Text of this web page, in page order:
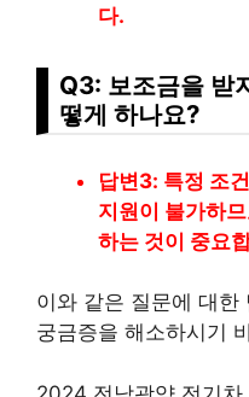
다.
Q3: 보조금을 받
떻게 하나요?
답변3: 특정 조
지원이 불가하
하는 것이 중요
이와 같은 질문에 대한
궁금증을 해소하시기